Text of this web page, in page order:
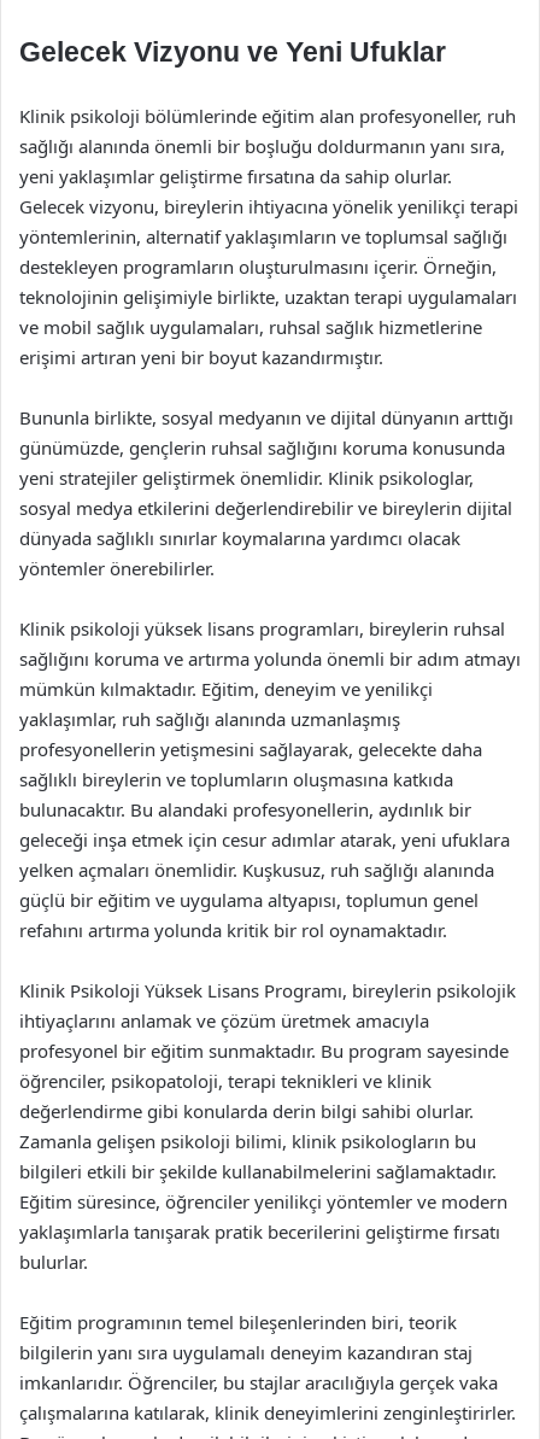
Gelecek Vizyonu ve Yeni Ufuklar
Klinik psikoloji bölümlerinde eğitim alan profesyoneller, ruh
sağlığı alanında önemli bir boşluğu doldurmanın yanı sıra,
yeni yaklaşımlar geliştirme fırsatına da sahip olurlar.
Gelecek vizyonu, bireylerin ihtiyacına yönelik yenilikçi terapi
yöntemlerinin, alternatif yaklaşımların ve toplumsal sağlığı
destekleyen programların oluşturulmasını içerir. Örneğin,
teknolojinin gelişimiyle birlikte, uzaktan terapi uygulamaları
ve mobil sağlık uygulamaları, ruhsal sağlık hizmetlerine
erişimi artıran yeni bir boyut kazandırmıştır.
Bununla birlikte, sosyal medyanın ve dijital dünyanın arttığı
günümüzde, gençlerin ruhsal sağlığını koruma konusunda
yeni stratejiler geliştirmek önemlidir. Klinik psikologlar,
sosyal medya etkilerini değerlendirebilir ve bireylerin dijital
dünyada sağlıklı sınırlar koymalarına yardımcı olacak
yöntemler önerebilirler.
Klinik psikoloji yüksek lisans programları, bireylerin ruhsal
sağlığını koruma ve artırma yolunda önemli bir adım atmayı
mümkün kılmaktadır. Eğitim, deneyim ve yenilikçi
yaklaşımlar, ruh sağlığı alanında uzmanlaşmış
profesyonellerin yetişmesini sağlayarak, gelecekte daha
sağlıklı bireylerin ve toplumların oluşmasına katkıda
bulunacaktır. Bu alandaki profesyonellerin, aydınlık bir
geleceği inşa etmek için cesur adımlar atarak, yeni ufuklara
yelken açmaları önemlidir. Kuşkusuz, ruh sağlığı alanında
güçlü bir eğitim ve uygulama altyapısı, toplumun genel
refahını artırma yolunda kritik bir rol oynamaktadır.
Klinik Psikoloji Yüksek Lisans Programı, bireylerin psikolojik
ihtiyaçlarını anlamak ve çözüm üretmek amacıyla
profesyonel bir eğitim sunmaktadır. Bu program sayesinde
öğrenciler, psikopatoloji, terapi teknikleri ve klinik
değerlendirme gibi konularda derin bilgi sahibi olurlar.
Zamanla gelişen psikoloji bilimi, klinik psikologların bu
bilgileri etkili bir şekilde kullanabilmelerini sağlamaktadır.
Eğitim süresince, öğrenciler yenilikçi yöntemler ve modern
yaklaşımlarla tanışarak pratik becerilerini geliştirme fırsatı
bulurlar.
Eğitim programının temel bileşenlerinden biri, teorik
bilgilerin yanı sıra uygulamalı deneyim kazandıran staj
imkanlarıdır. Öğrenciler, bu stajlar aracılığıyla gerçek vaka
çalışmalarına katılarak, klinik deneyimlerini zenginleştirirler.